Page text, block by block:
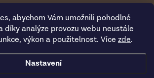
abychom Vám umožnili pohodlné
díky analýze provozu webu neustále
výkon a použitelnost. Více zde.
Nastavení